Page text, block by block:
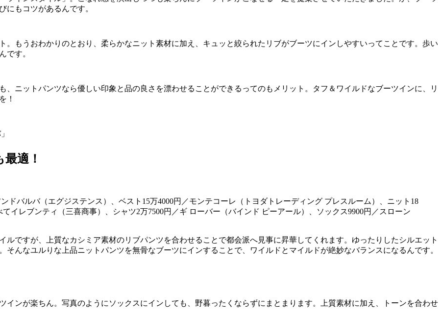
にもコツがあるんです。
。もうおわかりのとおり、柔らかなニット素材に加え、キュッと絞られたリブがブーツにインしやすいってことです。歩い
です。
ニットパンツなら優しい印象と品の良さを漂わせることができるってのもメリット。タフ＆ワイルドなブーツインに、リ
！
」
適！
ドバルバ（エグジステンス）、ベスト15万4000円／モンテコーレ（トヨダトレーディング プレスルーム）、ニット18
イレブンティ（三喜商事）、シャツ2万7500円／ギ ローバー（バインド ピーアール）、ソックス9900円／スローン
ですが、上質なカシミア素材のリブパンツを合わせることで都会派へ見事に昇華してくれます。ゆったりしたシルエット
んなユルりな上品ニットパンツを無骨なブーツにインすることで、ワイルドとマイルドが絶妙なバランスになるんです。
インが楽ちん。写真のようにソックスにインしても、野暮ったくならずにまとまります。上質素材に加え、トーンを合わせ